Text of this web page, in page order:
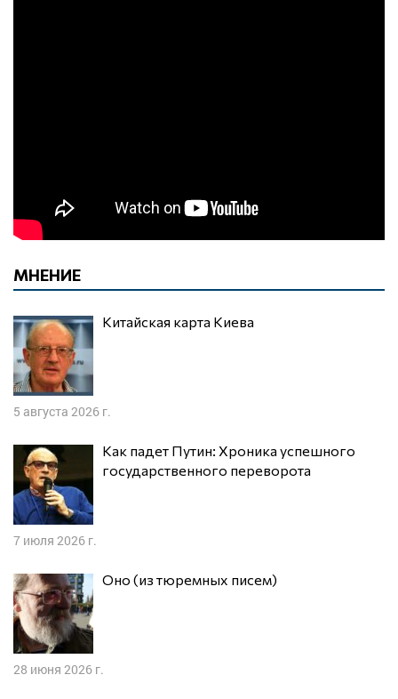
МНЕНИЕ
Китайская карта Киева
5 августа 2026 г.
Как падет Путин: Хроника успешного
государственного переворота
7 июля 2026 г.
Оно (из тюремных писем)
28 июня 2026 г.